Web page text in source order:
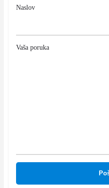
Naslov
Vaša poruka